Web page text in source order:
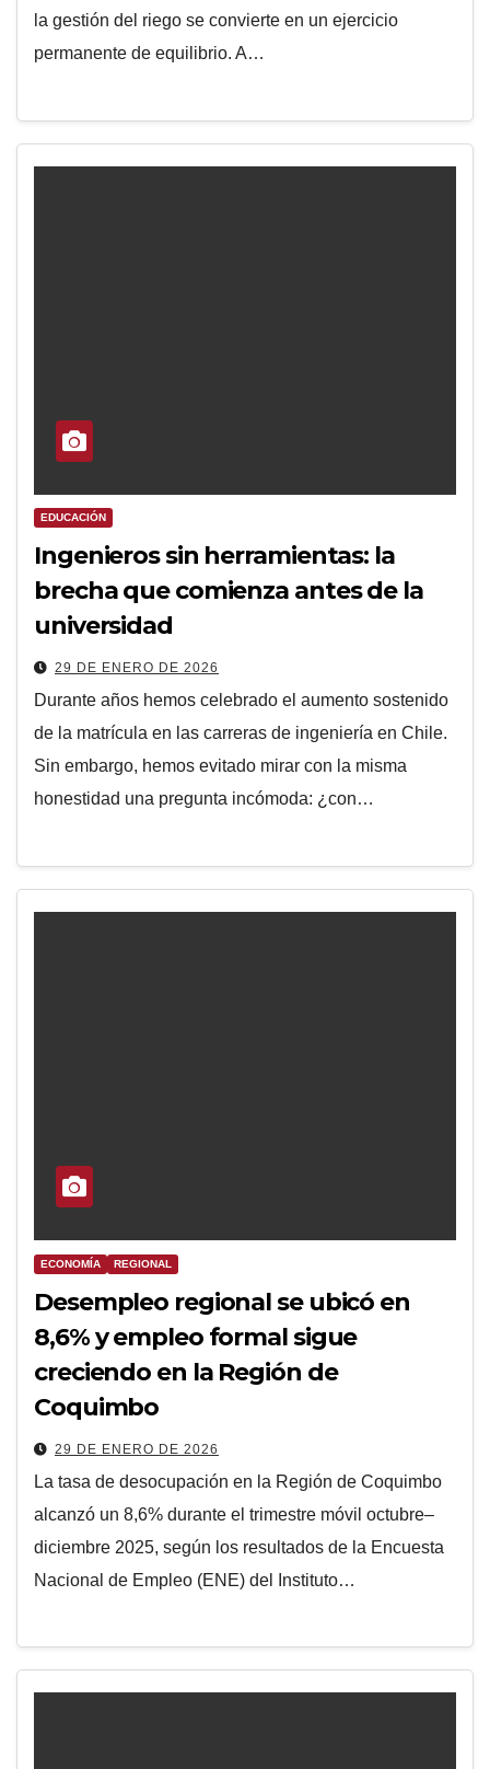
la gestión del riego se convierte en un ejercicio
permanente de equilibrio. A…
EDUCACIÓN
Ingenieros sin herramientas: la
brecha que comienza antes de la
universidad
29 DE ENERO DE 2026
Durante años hemos celebrado el aumento sostenido
de la matrícula en las carreras de ingeniería en Chile.
Sin embargo, hemos evitado mirar con la misma
honestidad una pregunta incómoda: ¿con…
ECONOMÍA REGIONAL
Desempleo regional se ubicó en
8,6% y empleo formal sigue
creciendo en la Región de
Coquimbo
29 DE ENERO DE 2026
La tasa de desocupación en la Región de Coquimbo
alcanzó un 8,6% durante el trimestre móvil octubre–
diciembre 2025, según los resultados de la Encuesta
Nacional de Empleo (ENE) del Instituto…